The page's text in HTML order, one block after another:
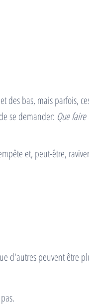
des bas, mais parfois,
se demander: Que
et, peut-être,
d'autres peuvent être